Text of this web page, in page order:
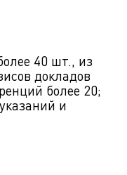
40 шт., из
докладов
более 20;
и